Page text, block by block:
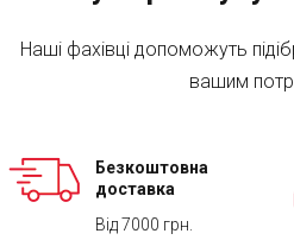
Наші фахівці допоможуть
вашим
Безкоштовна
доставка
Від 7000 грн.